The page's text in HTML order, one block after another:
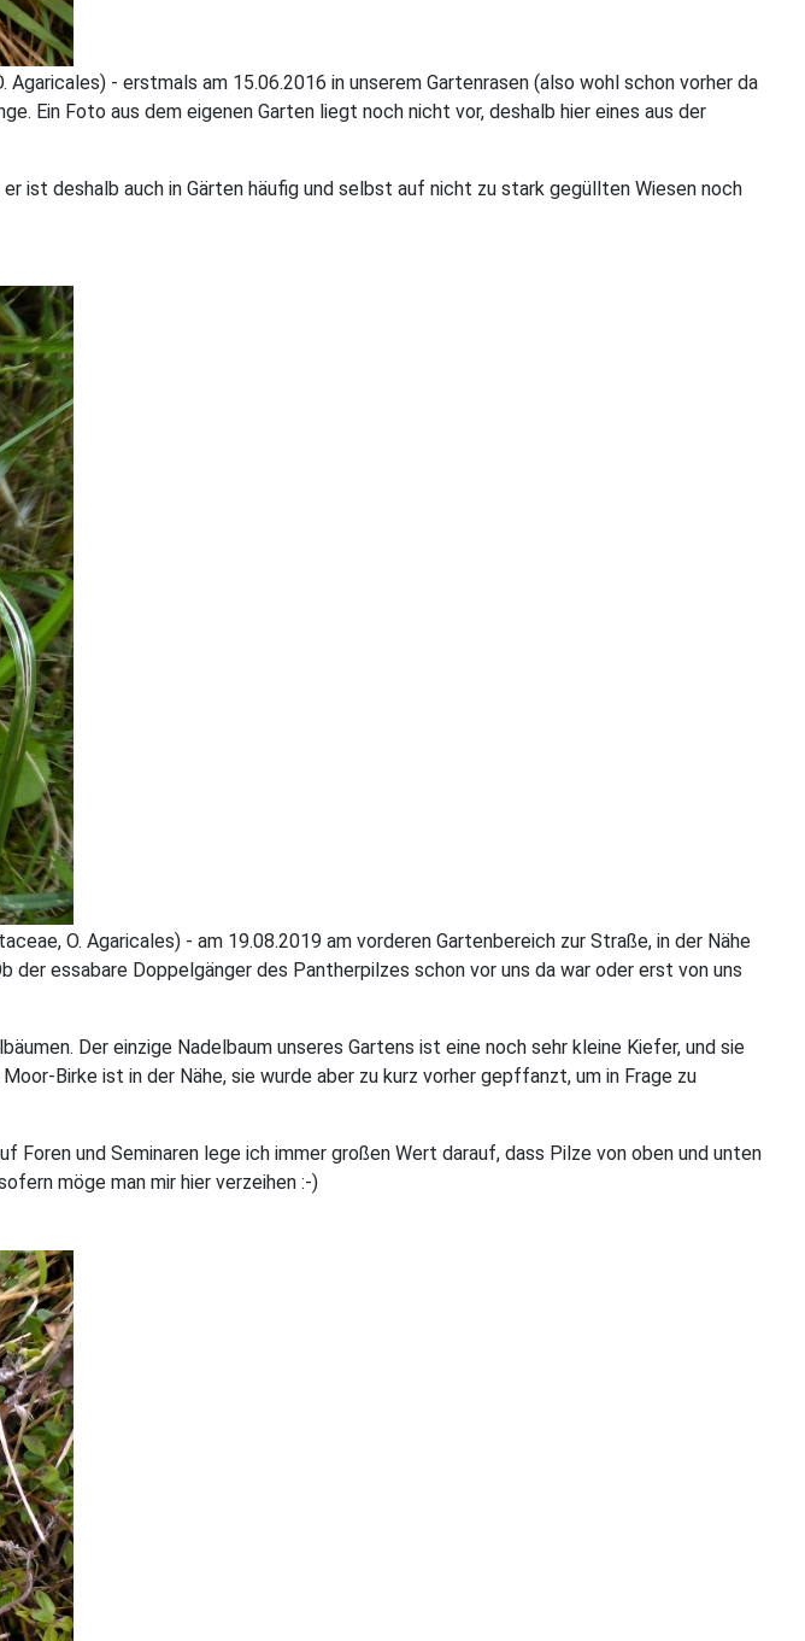
Agaricales) - erstmals am 15.06.2016 in unserem Gartenrasen (also wohl schon vorher da
Ein Foto aus dem eigenen Garten liegt noch nicht vor, deshalb hier eines aus der
ist deshalb auch in Gärten häufig und selbst auf nicht zu stark gegüllten Wiesen noch
O. Agaricales) - am 19.08.2019 am vorderen Gartenbereich zur Straße, in der Nähe
essabare Doppelgänger des Pantherpilzes schon vor uns da war oder erst von uns
Der einzige Nadelbaum unseres Gartens ist eine noch sehr kleine Kiefer, und sie
Birke ist in der Nähe, sie wurde aber zu kurz vorher gepffanzt, um in Frage zu
Foren und Seminaren lege ich immer großen Wert darauf, dass Pilze von oben und unten
möge man mir hier verzeihen :-)